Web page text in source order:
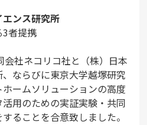
ンス研究所
3者提携
社ネコリコ社と（株）日本
ならびに東京大学越塚研究
ームソリューションの高度
用のための実証実験・共同
ることを合意致しました。